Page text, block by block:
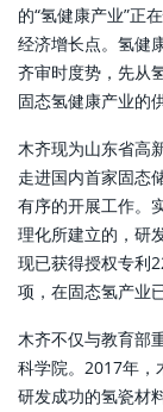
的“氢健康产业”正
经济增长点。氢健
齐审时度势，先从
固态氢健康产业的
木齐现为山东省高
走进国内首家固态
有序的开展工作。
理化所建立的，研
现已获得授权专利
项，在固态氢产业
木齐不仅与教育部
科学院。2017年，
研发成功的氢瓷材